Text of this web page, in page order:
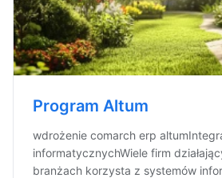
Program Altum
wdrożenie comarch erp
informatycznychWiele firm
branżach korzysta z systemów